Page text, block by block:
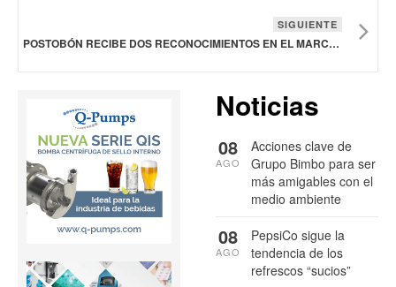
SIGUIENTE
POSTOBÓN RECIBE DOS RECONOCIMIENTOS EN EL MARCO DEL 9° CONGRESO EMPRESARIAL COLOMBIANO DE LA ANDI 2024
Noticias
Acciones clave de
Grupo Bimbo para ser
más amigables con el
medio ambiente
08
AGO
PepsiCo sigue la
tendencia de los
refrescos “sucios”
08
AGO